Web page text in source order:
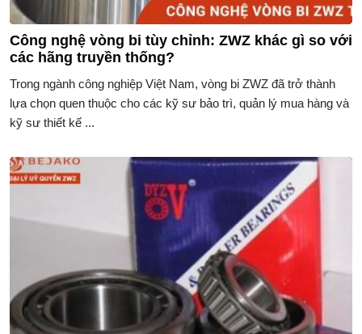
Công nghệ vòng bi tùy chỉnh: ZWZ khác gì so với
các hãng truyền thống?
Trong ngành công nghiệp Việt Nam, vòng bi ZWZ đã trở thành
lựa chọn quen thuộc cho các kỹ sư bảo trì, quản lý mua hàng và
kỹ sư thiết kế ...